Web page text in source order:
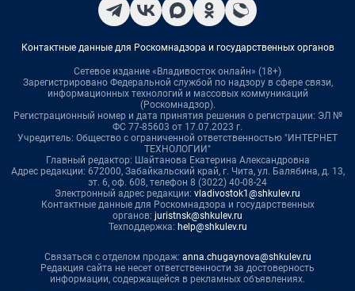
Контактные данные для Роскомнадзора и государственных органов
Сетевое издание «Владивосток онлайн» (18+)
Зарегистрировано Федеральной службой по надзору в сфере связи,
информационных технологий и массовых коммуникаций
(Роскомнадзор).
Регистрационный номер и дата принятия решения о регистрации: ЭЛ №
ФС 77-85603 от 17.07.2023 г.
Учредитель: Общество с ограниченной ответственностью "ИНТЕРНЕТ
ТЕХНОЛОГИИ"
Главный редактор: Шайтанова Екатерина Александровна
Адрес редакции: 672000, Забайкальский край, г. Чита, ул. Балябина, д. 13,
эт. 6, оф. 608, телефон 8 (3022) 40-08-24
Электронный адрес редакции: vladivostok1@shkulev.ru
Контактные данные для Роскомнадзора и государственных
органов: juristnsk@shkulev.ru
Техподдержка: help@shkulev.ru
Связаться с отделом продаж: anna.chugaynova@shkulev.ru
Редакция сайта не несет ответственности за достоверность
информации, содержащейся в рекламных объявлениях.